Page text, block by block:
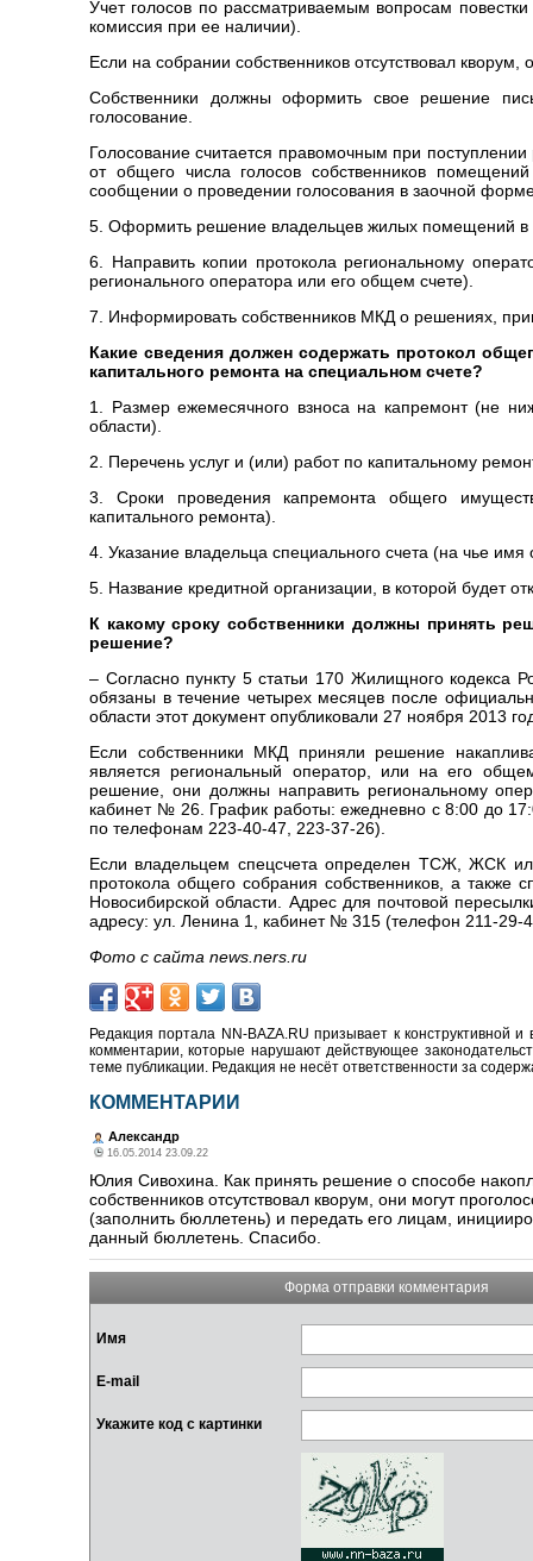
Учет голосов по рассматриваемым вопросам
комиссия при ее наличии).
Если на собрании собственников отсутствовал кворум,
Собственники должны оформить свое решение
голосование.
Голосование считается правомочным при
от общего числа голосов собственников
сообщении о проведении голосования в заочной
5. Оформить решение владельцев жилых помещений в
6. Направить копии протокола региональному
регионального оператора или его общем счете).
7. Информировать собственников МКД о решениях,
Какие сведения должен содержать протокол
капитального ремонта на специальном счете?
1. Размер ежемесячного взноса на капремонт (не
области).
2. Перечень услуг и (или) работ по капитальному
3. Сроки проведения капремонта общего
капитального ремонта).
4. Указание владельца специального счета (на чье имя
5. Название кредитной организации, в которой будет
К какому сроку собственники должны принять
решение?
– Согласно пункту 5 статьи 170 Жилищного кодекса
обязаны в течение четырех месяцев после
области этот документ опубликовали 27 ноября 2013
Если собственники МКД приняли решение
является региональный оператор, или на его
решение, они должны направить региональному
кабинет № 26. График работы: ежедневно с 8:00 до
по телефонам 223-40-47, 223-37-26).
Если владельцем спецсчета определен ТСЖ, ЖСК
протокола общего собрания собственников, а также
Новосибирской области. Адрес для почтовой
адресу: ул. Ленина 1, кабинет № 315 (телефон 211-29-
Фото с сайта news.ners.ru
Редакция портала NN-BAZA.RU призывает к конструктивной
комментарии, которые нарушают действующее
теме публикации. Редакция не несёт ответственности за
КОММЕНТАРИИ
Александр
16.05.2014 23.09.22
Юлия Сивохина. Как принять решение о способе
собственников отсутствовал кворум, они могут
(заполнить бюллетень) и передать его лицам,
данный бюллетень. Спасибо.
Форма отправки комментария
Имя
E-mail
Укажите код с картинки